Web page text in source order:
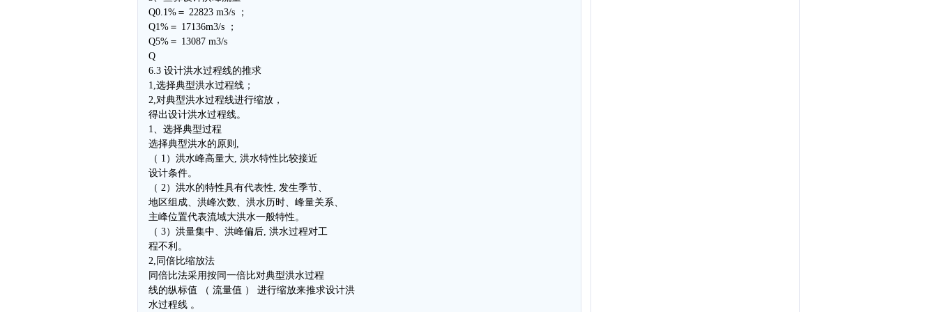
Q0.1%＝ 22823 m3/s ；
Q1%＝ 17136m3/s ；
Q5%＝ 13087 m3/s
Q
6.3 设计洪水过程线的推求
1,选择典型洪水过程线；
2,对典型洪水过程线进行缩放，
得出设计洪水过程线。
1、选择典型过程
选择典型洪水的原则,
（ 1）洪水峰高量大, 洪水特性比较接近
设计条件。
（ 2）洪水的特性具有代表性, 发生季节、
地区组成、洪峰次数、洪水历时、峰量关系、
主峰位置代表流域大洪水一般特性。
（ 3）洪量集中、洪峰偏后, 洪水过程对工
程不利。
2,同倍比缩放法
同倍比法采用按同一倍比对典型洪水过程
线的纵标值 （ 流量值 ） 进行缩放来推求设计洪
水过程线 。